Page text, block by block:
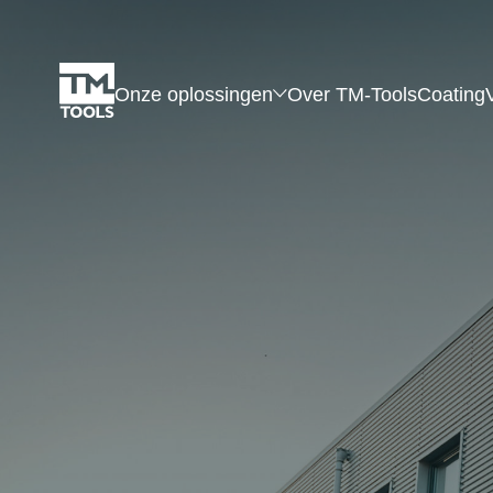
Onze oplossingen Over TM-ToolsCoating